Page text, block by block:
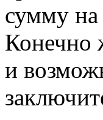
сумму на
Конечно
и